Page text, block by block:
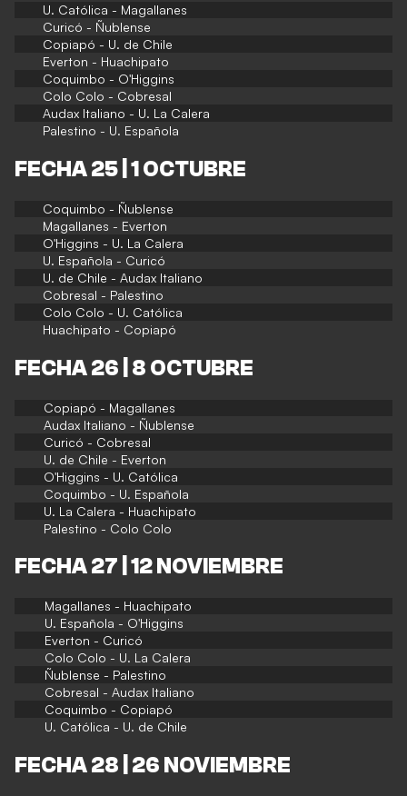
U. Católica - Magallanes
Curicó - Ñublense
Copiapó - U. de Chile
Everton - Huachipato
Coquimbo - O'Higgins
Colo Colo - Cobresal
Audax Italiano - U. La Calera
Palestino - U. Española
FECHA 25 | 1 OCTUBRE
Coquimbo - Ñublense
Magallanes - Everton
O'Higgins - U. La Calera
U. Española - Curicó
U. de Chile - Audax Italiano
Cobresal - Palestino
Colo Colo - U. Católica
Huachipato - Copiapó
FECHA 26 | 8 OCTUBRE
Copiapó - Magallanes
Audax Italiano - Ñublense
Curicó - Cobresal
U. de Chile - Everton
O'Higgins - U. Católica
Coquimbo - U. Española
U. La Calera - Huachipato
Palestino - Colo Colo
FECHA 27 | 12 NOVIEMBRE
Magallanes - Huachipato
U. Española - O'Higgins
Everton - Curicó
Colo Colo - U. La Calera
Ñublense - Palestino
Cobresal - Audax Italiano
Coquimbo - Copiapó
U. Católica - U. de Chile
FECHA 28 | 26 NOVIEMBRE